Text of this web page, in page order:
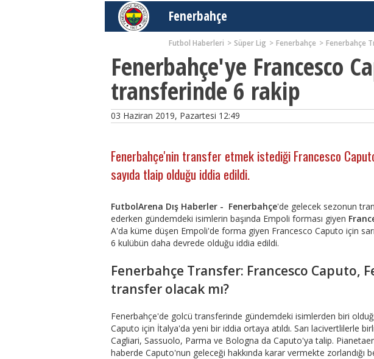
Fenerbahçe
Futbol Haberleri Süper Lig Fenerbahçe Fenerbahçe
Fenerbahçe'ye Francesco
transferinde 6 rakip
03 Haziran 2019, Pazartesi 12:49
Fenerbahçe'nin transfer etmek istediği Francesco
sayıda tlaip olduğu iddia edildi.
FutbolArena Dış Haberler - Fenerbahçe'de gelecek sezonun
ederken gündemdeki isimlerin başında Empoli forması giyen
A'da küme düşen Empoli'de forma giyen Francesco Caputo için
6 kulübün daha devrede olduğu iddia edildi.
Fenerbahçe Transfer: Francesco Caputo,
transfer olacak mı?
Fenerbahçe'de golcü transferinde gündemdeki isimlerden biri
Caputo için İtalya'da yeni bir iddia ortaya atıldı. Sarı lacivertlilerle
Cagliari, Sassuolo, Parma ve Bologna da Caputo'ya talip.
haberde Caputo'nun geleceği hakkında karar vermekte zorlandığı